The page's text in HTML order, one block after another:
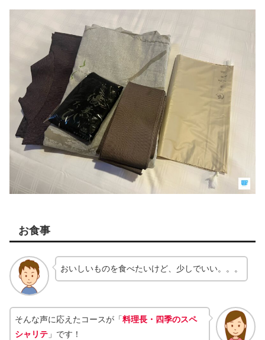
お食事
おいしいものを食べたいけど、少しでいい。。。
そんな声に応えたコースが「料理長・四季のスペ
シャリテ 」です！